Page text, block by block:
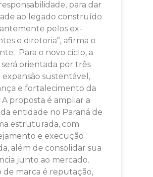
para dar
ao legado construído
pelos ex-
e diretoria”, afirma o
Para o novo ciclo, a
orientada por três
expansão sustentável,
e fortalecimento da
A proposta é ampliar a
entidade no Paraná de
estruturada, com
e execução
além de consolidar sua
junto ao mercado.
de marca é reputação,